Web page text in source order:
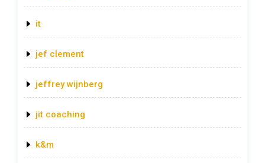
it
jef clement
jeffrey wijnberg
jit coaching
k&m